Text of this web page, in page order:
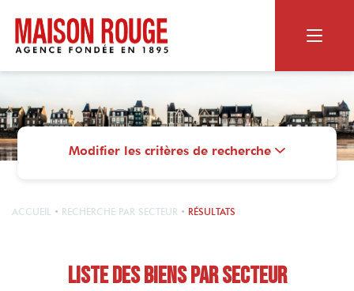
ACHETER
Appartement ou maison
Terrain
NOS SERVICES
VENDRE
Vendus par Maison Rouge
Estimation personnalisée
LE GROUPE
Qui sommes-nous ?
CONTACT
Modifier les critères de recherche
ACCUEIL RECHERCHE PAR SECTEUR RÉSULTATS
Liste des Biens par secteur